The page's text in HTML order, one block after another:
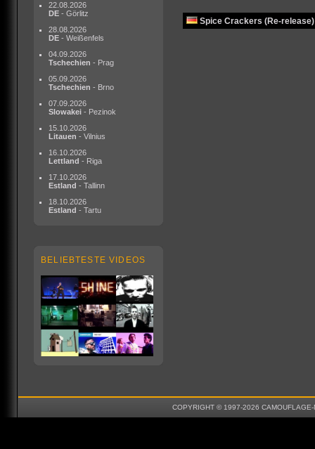
22.08.2026
DE - Görlitz
28.08.2026
DE - Weißenfels
04.09.2026
Tschechien - Prag
05.09.2026
Tschechien - Brno
07.09.2026
Slowakei - Pezinok
15.10.2026
Litauen - Vilnius
16.10.2026
Lettland - Riga
17.10.2026
Estland - Tallinn
18.10.2026
Estland - Tartu
BELIEBTESTE VIDEOS
Spice Crackers (Re-release)
COPYRIGHT © 1997-2026 CAMOUFLAGE-